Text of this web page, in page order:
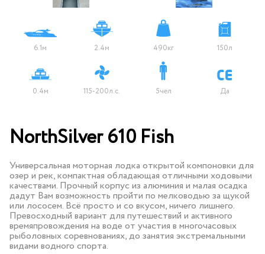
6.1м 2.4м 490кг 150л
0.4м 115-200л.с. 5чел Да
NorthSilver 610 Fish
Универсальная моторная лодка открытой компоновки для
озер и рек, компактная обладающая отличными ходовыми
качествами. Прочный корпус из алюминия и малая осадка
дадут Вам возможность пройти по мелководью за щукой
или лососем. Всё просто и со вкусом, ничего лишнего.
Превосходный вариант для путешествий и активного
времяпровождения на воде от участия в многочасовых
рыболовных соревнованиях, до занятия экстремальными
видами водного спорта.